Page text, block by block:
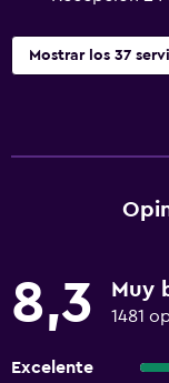
Mostrar los 37
8,3 Muy
1481
Excelente